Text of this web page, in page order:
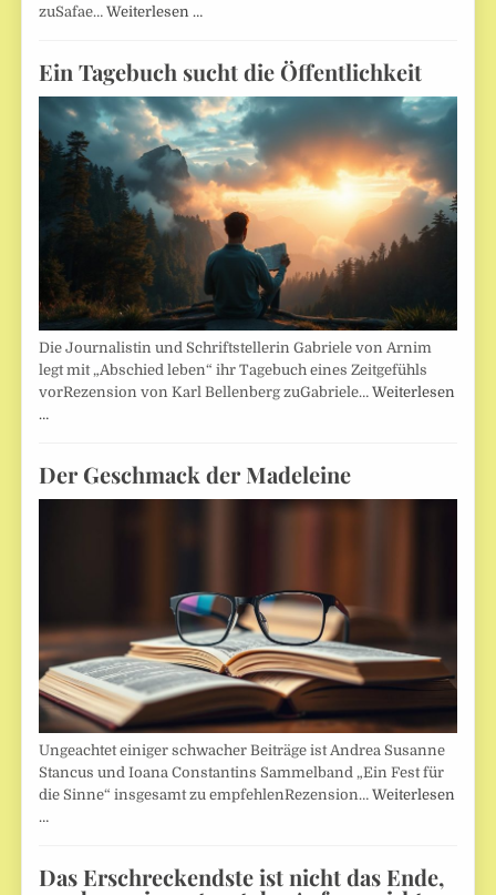
zuSafae…Weiterlesen …
Ein Tagebuch sucht die Öffentlichkeit
Die Journalistin und Schriftstellerin Gabriele von Arnim
legt mit „Abschied leben“ ihr Tagebuch eines Zeitgefühls
vorRezension von Karl Bellenberg zuGabriele…Weiterlesen
…
Der Geschmack der Madeleine
Ungeachtet einiger schwacher Beiträge ist Andrea Susanne
Stancus und Ioana Constantins Sammelband „Ein Fest für
die Sinne“ insgesamt zu empfehlenRezension…Weiterlesen
…
Das Erschreckendste ist nicht das Ende,